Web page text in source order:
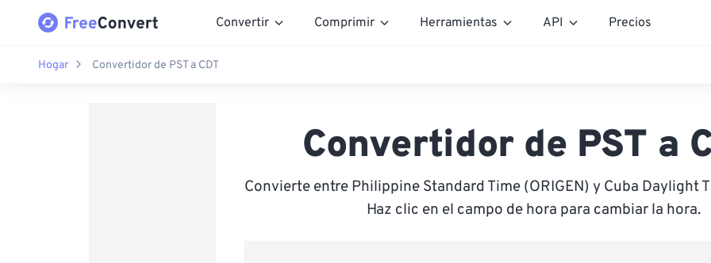
Convertir Comprimir Herramientas API Precios
Hogar Convertidor de PST a CDT
Convertidor de PST a
Convierte entre Philippine Standard Time (ORIGEN) y Cuba Daylight
Haz clic en el campo de hora para cambiar la hora.